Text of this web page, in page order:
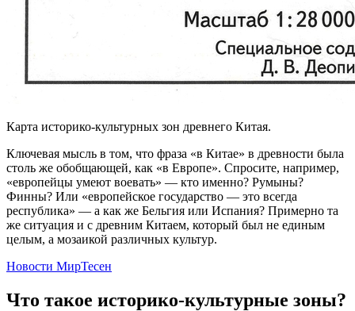
Карта историко-культурных зон древнего Китая.
Ключевая мысль в том, что фраза «в Китае» в древности была
столь же обобщающей, как «в Европе». Спросите, например,
«европейцы умеют воевать» — кто именно? Румыны?
Финны? Или «европейское государство — это всегда
республика» — а как же Бельгия или Испания? Примерно та
же ситуация и с древним Китаем, который был не единым
целым, а мозаикой различных культур.
Новости МирТесен
Что такое историко-культурные зоны?